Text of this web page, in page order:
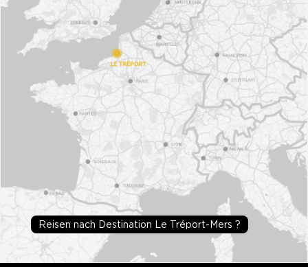
Reisen nach Destination Le Tréport-Mers ?